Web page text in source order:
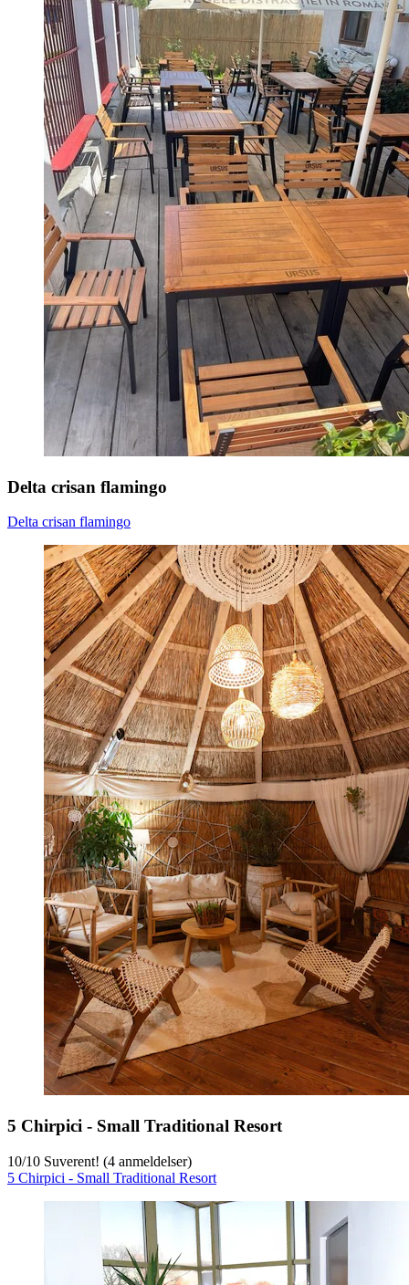
Delta crisan flamingo
Delta crisan flamingo
5 Chirpici - Small Traditional Resort
10/10 Suverent! (4 anmeldelser)
5 Chirpici - Small Traditional Resort